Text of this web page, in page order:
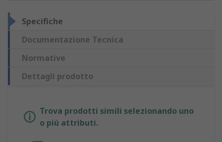
Specifiche
Documentazione Tecnica
Normative
Dettagli prodotto
Trova prodotti simili selezionando uno
o più attributi.